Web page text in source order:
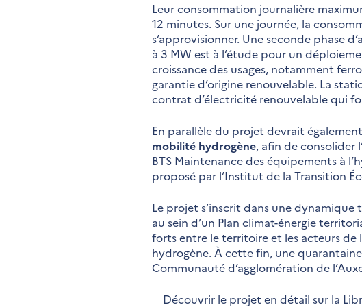
Leur consommation journalière
12 minutes. Sur une journée, la
s’approvisionner. Une seconde phase
à 3 MW est à l’étude pour un
croissance des usages, notamment
garantie d’origine renouvelable. La
contrat d’électricité renouvelable qui
En parallèle du projet devrait
mobilité hydrogène, afin de consolider
BTS Maintenance des équipements à
proposé par l’Institut de la Transition
Le projet s’inscrit dans une
au sein d’un Plan climat-énergie
forts entre le territoire et les acteurs de
hydrogène. À cette fin, une quarantaine
Communauté d’agglomération de
Découvrir le projet en détail sur la